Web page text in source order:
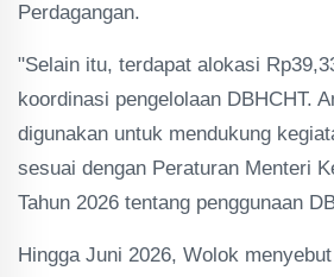
Perdagangan.
"Selain itu, terdapat alokasi
koordinasi pengelolaan DBHCHT.
digunakan untuk mendukung
sesuai dengan Peraturan Menteri
Tahun 2026 tentang penggunaan
Hingga Juni 2026, Wolok